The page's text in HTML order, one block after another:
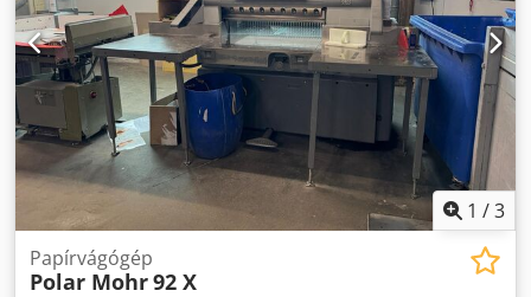
1 /3
Papírvágógép
Polar Mohr92 X